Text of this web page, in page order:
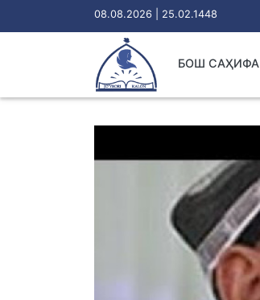
08.08.2026 | 25.02.1448
БОШ САҲИФА